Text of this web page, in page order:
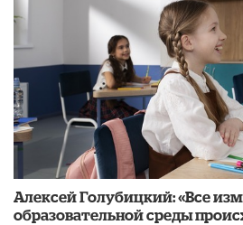
​Алексей Голубицкий: «Все
образовательной среды